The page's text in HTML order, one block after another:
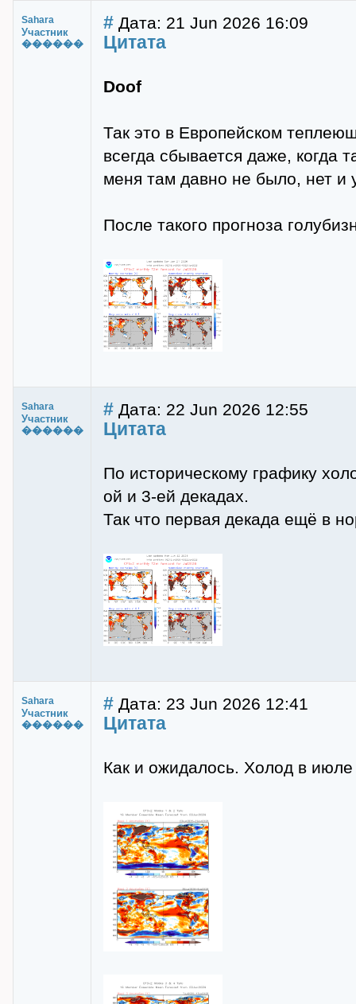
Sahara
Участник
������
# Дата: 21 Jun 2026 16:09
Цитата
Doof
Так это в Европейском
всегда сбывается даже, когда
меня там давно не было, нет и
После такого прогноза
Sahara
Участник
������
# Дата: 22 Jun 2026 12:55
Цитата
По историческому графику
ой и 3-ей декадах.
Так что первая декада ещё в
Sahara
Участник
������
# Дата: 23 Jun 2026 12:41
Цитата
Как и ожидалось. Холод в июле